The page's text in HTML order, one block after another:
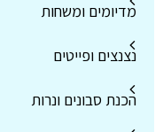
מדיומים ומשחות
נצנצים ופייטים
הכנת סבונים ונרות